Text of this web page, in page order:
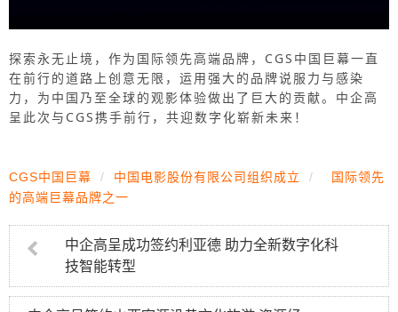
探索永无止境，作为国际领先高端品牌，CGS中国巨幕一直
在前行的道路上创意无限，运用强大的品牌说服力与感染
力，为中国乃至全球的观影体验做出了巨大的贡献。中企高
呈此次与CGS携手前行，共迎数字化崭新未来！
CGS中国巨幕 / 中国电影股份有限公司组织成立 /
国际领先
的高端巨幕品牌之一
中企高呈成功签约利亚德 助力全新数字化科
技智能转型